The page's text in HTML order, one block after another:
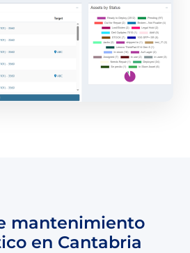
mantenimiento
en Cantabria